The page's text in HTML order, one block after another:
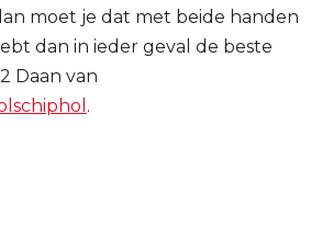
moet je dat met beide handen
dan in ieder geval de beste
Daan van
.